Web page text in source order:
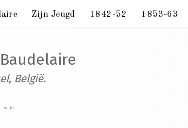
Zijn Jeugd 1842-52 1853-63
België.